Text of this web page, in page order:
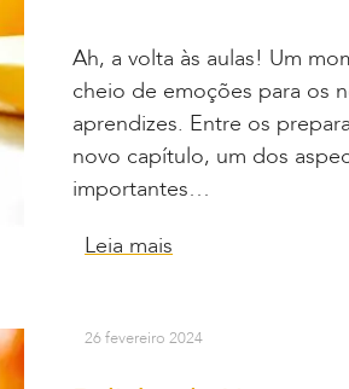
Ah, a volta às aulas! Um
cheio de emoções para os
aprendizes. Entre os
novo capítulo, um dos
importantes…
Leia mais
26 fevereiro 2024